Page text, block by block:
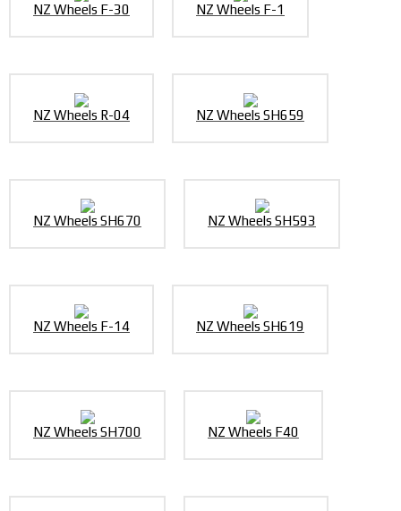
NZ Wheels F-30 NZ Wheels F-1
NZ Wheels R-04 NZ Wheels SH659
NZ Wheels SH670 NZ Wheels SH593
NZ Wheels F-14 NZ Wheels SH619
NZ Wheels SH700 NZ Wheels F40